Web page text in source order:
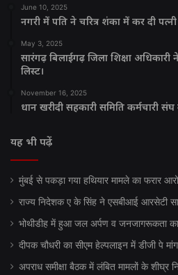
June 10, 2025
नगरी में पति ने चरित्र शंका में कर दी
May 3, 2025
सारंगढ़ बिलाईगढ़ जिला शिक्षा
लिस्ट।
November 16, 2025
धान खरीदी सहकारी समिति कर्मचारी
यह भी पढ़ें
मुंबई से पकड़ा गया हथियार मामले का फरार
राज्य निदेशक ए के सिंह ने एसबीआई आरसेटी
भोथीडीह में हुआ जल अर्पण व जनजागरूकता
दीपक चौधरी का सीएम हेल्पलाइन में डीजी पे
अपराध समीक्षा बैठक में लंबित मामलों के शीघ्र